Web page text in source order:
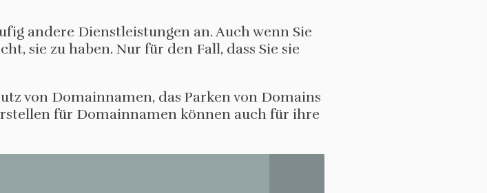
andere Dienstleistungen an. Auch wenn Sie
sie zu haben. Nur für den Fall, dass Sie sie
von Domainnamen, das Parken von Domains
für Domainnamen können auch für ihre